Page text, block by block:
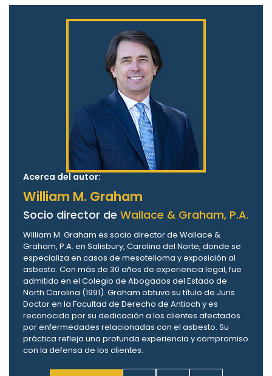
Acerca del autor:
William M. Graham
Socio director de Wallace & Graham, P.A.
William M. Graham es socio director de Wallace &
Graham, P.A. en Salisbury, Carolina del Norte, donde se
especializa en casos de mesotelioma y exposición al
asbesto. Con más de 30 años de experiencia legal, fue
admitido en el Colegio de Abogados del Estado de
North Carolina (1991). Graham obtuvo su título de Juris
Doctor en la Facultad de Derecho de Antioch y es
reconocido por su dedicación a los clientes afectados
por enfermedades relacionadas con el asbesto. Su
práctica refleja una profunda experiencia y compromiso
con la defensa de los clientes.